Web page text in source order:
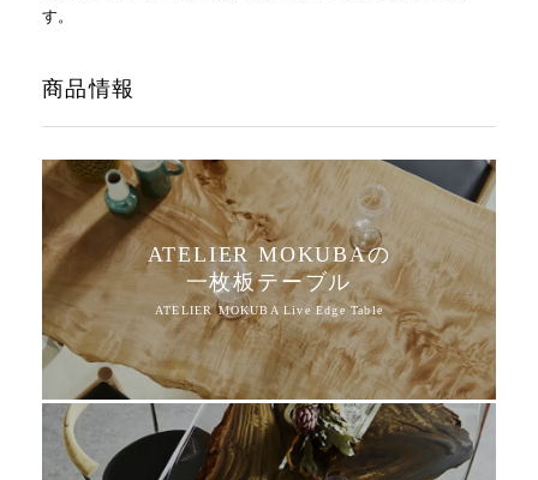
す。
商品情報
ATELIER MOKUBAの
一枚板テーブル